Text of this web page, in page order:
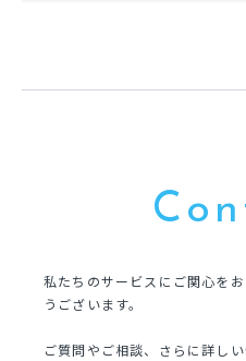
私たちのサービスにご関心を
うございます。
ご質問やご相談、さらに詳し